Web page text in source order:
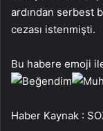
ardından serbest
cezası istenmişti.
Bu habere emoji
Haber Kaynak :